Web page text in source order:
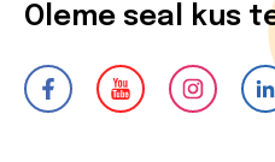
Oleme seal kus